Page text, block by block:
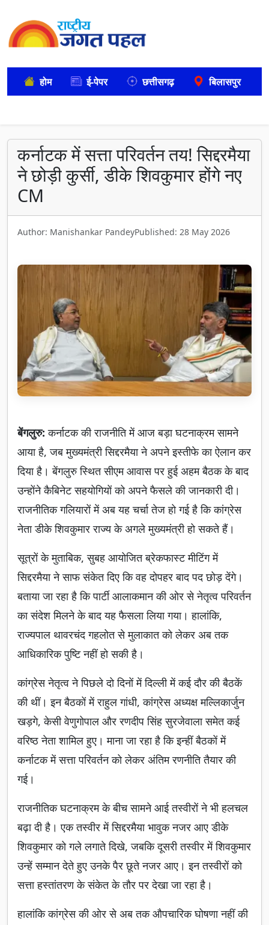
होम ई-पेपर छत्तीसगढ़ बिलासपुर
कर्नाटक में सत्ता परिवर्तन तय! सिद्दरमैया
ने छोड़ी कुर्सी, डीके शिवकुमार होंगे नए
CM
Author: Manishankar PandeyPublished: 28 May 2026
बेंगलुरु:कर्नाटक की राजनीति में आज बड़ा घटनाक्रम सामने
आया है, जब मुख्यमंत्री सिद्दरमैया ने अपने इस्तीफे का ऐलान कर
दिया है। बेंगलुरु स्थित सीएम आवास पर हुई अहम बैठक के बाद
उन्होंने कैबिनेट सहयोगियों को अपने फैसले की जानकारी दी।
राजनीतिक गलियारों में अब यह चर्चा तेज हो गई है कि कांग्रेस
नेता डीके शिवकुमार राज्य के अगले मुख्यमंत्री हो सकते हैं।
सूत्रों के मुताबिक, सुबह आयोजित ब्रेकफास्ट मीटिंग में
सिद्दरमैया ने साफ संकेत दिए कि वह दोपहर बाद पद छोड़ देंगे।
बताया जा रहा है कि पार्टी आलाकमान की ओर से नेतृत्व परिवर्तन
का संदेश मिलने के बाद यह फैसला लिया गया। हालांकि,
राज्यपाल थावरचंद गहलोत से मुलाकात को लेकर अब तक
आधिकारिक पुष्टि नहीं हो सकी है।
कांग्रेस नेतृत्व ने पिछले दो दिनों में दिल्ली में कई दौर की बैठकें
की थीं। इन बैठकों में राहुल गांधी, कांग्रेस अध्यक्ष मल्लिकार्जुन
खड़गे, केसी वेणुगोपाल और रणदीप सिंह सुरजेवाला समेत कई
वरिष्ठ नेता शामिल हुए। माना जा रहा है कि इन्हीं बैठकों में
कर्नाटक में सत्ता परिवर्तन को लेकर अंतिम रणनीति तैयार की
गई।
राजनीतिक घटनाक्रम के बीच सामने आई तस्वीरों ने भी हलचल
बढ़ा दी है। एक तस्वीर में सिद्दरमैया भावुक नजर आए डीके
शिवकुमार को गले लगाते दिखे, जबकि दूसरी तस्वीर में शिवकुमार
उन्हें सम्मान देते हुए उनके पैर छूते नजर आए। इन तस्वीरों को
सत्ता हस्तांतरण के संकेत के तौर पर देखा जा रहा है।
हालांकि कांग्रेस की ओर से अब तक औपचारिक घोषणा नहीं की